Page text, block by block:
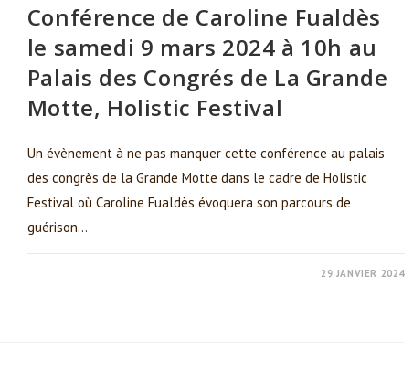
Conférence de Caroline Fualdès
le samedi 9 mars 2024 à 10h au
Palais des Congrés de La Grande
Motte, Holistic Festival
Un évènement à ne pas manquer cette conférence au palais
des congrès de la Grande Motte dans le cadre de Holistic
Festival où Caroline Fualdès évoquera son parcours de
guérison…
29 JANVIER 2024